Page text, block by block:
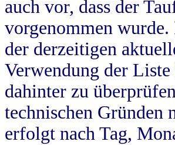
auch vor, dass der
vorgenommen
der derzeitigen
Verwendung der
dahinter zu
technischen Gründen
erfolgt nach Tag,